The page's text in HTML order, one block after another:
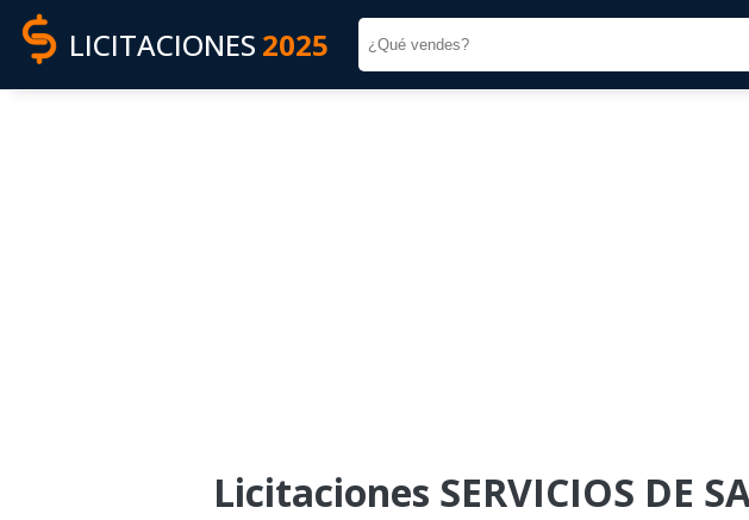
LICITACIONES 2025
Licitaciones SERVICIOS DE